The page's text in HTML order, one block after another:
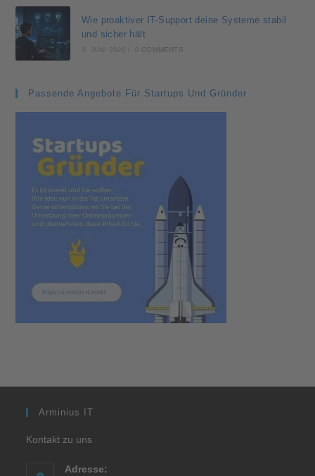
Wie proaktiver IT-Support deine Systeme stabil
und sicher hält
3. JUNI 2026 0 COMMENTS
Passende Angebote Für Startups Und Gründer
Arminius IT
Kontakt zu uns
Adresse: